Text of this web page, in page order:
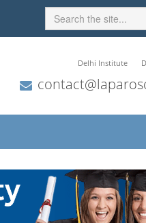
Delhi Institute